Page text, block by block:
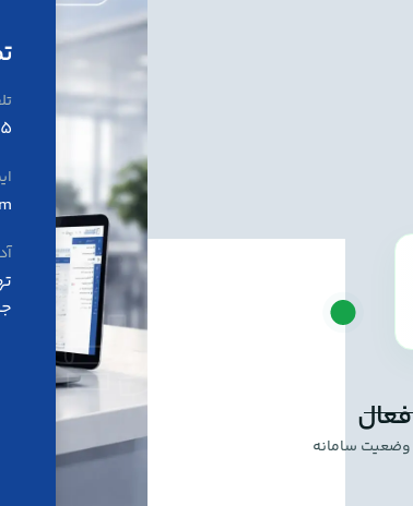
فعال
وضعیت سامانه